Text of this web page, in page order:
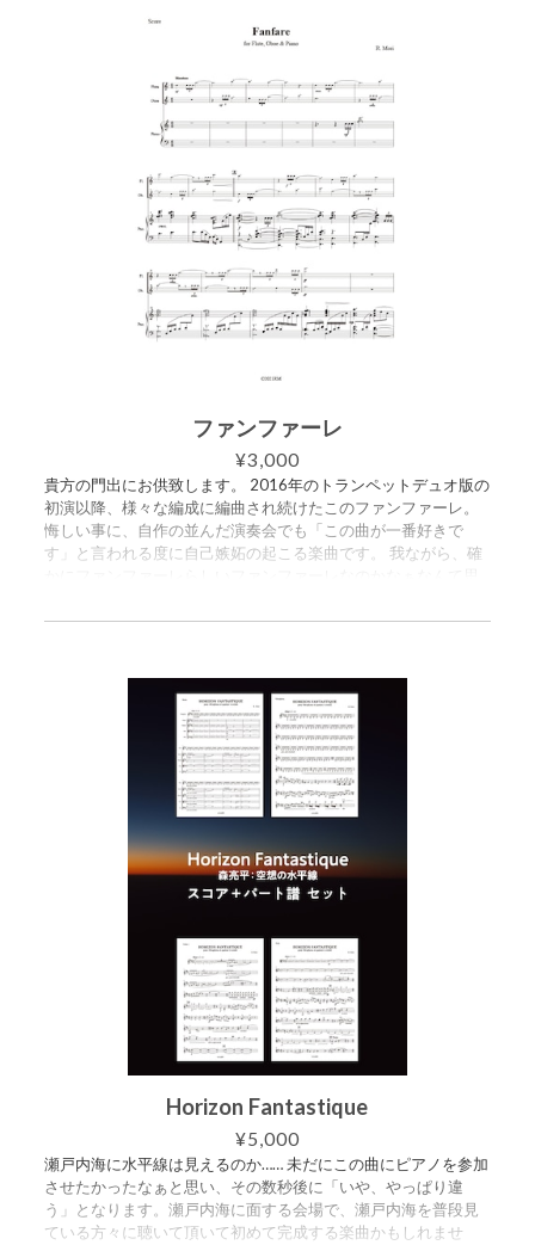
亮平作曲「理想 」の楽譜セットです。 スコア譜とパート譜
（ヴァイオリン1／ヴァイオリン2／ヴィオラ／チェロ）がセッ
トになっています。ご購入いただくと、5つのPDFが入ったZIP
ファイルをダウンロードできます。 ・スコア譜 7ページ ・パ
ート譜（ヴァイオリン1） 3ページ ・パート譜（ヴァイオリン
2） 3ページ ・パート譜（ヴィオラ） 3ページ ・パート譜
（チェロ） 2ページ この楽曲は2024年8月16日のライブ配信
コンサートにて演奏されました。 https://www.youtube.com/liv
e/jFJ5tPMtU90?si=ypnXqOvi6RJgh01W&t=4711
ファンファーレ
¥3,000
貴方の門出にお供致します。 2016年のトランペットデュオ版の
初演以降、様々な編成に編曲され続けたこのファンファーレ。
悔しい事に、自作の並んだ演奏会でも「この曲が一番好きで
す」と言われる度に自己嫉妬の起こる楽曲です。 我ながら、確
（フルート・オーボエ）がセットになっています。 ご購入いた
はコードも振ってありますので、ギターで演奏したい方にとっ
ても優しい仕上がりとなっています。 ■ この曲は、2020年4
月に発表された森亮平の初CDに収録されています。 https://nag
esendayo.thebase.in/items/41227080 ■ 2021年7月30日に
行われた下払桐子・篠原拓也・森亮平のライブ配信でアンコー
ルとして演奏されています。 楽譜を購入してチャレンジされる
方は、ぜひ参考演奏としてご覧ください。 ※ライブ演奏ですの
で、楽譜通りではない箇所があるかもしれません。 https://ww
w.youtube.com/watch?v=dgSub0Fl9Js 2021年3月26日に行
われたライブ配信でもオープニングに演奏されています。こち
が、参考演奏としてぜひ聴いてみてください。 https://www.you
tube.com/watch?v=j8engyhx90A&t=4256s
Horizon Fantastique
¥5,000
瀬戸内海に水平線は見えるのか…… 未だにこの曲にピアノを参加
させたかったなぁと思い、その数秒後に「いや、やっぱり違
う」となります。瀬戸内海に面する会場で、瀬戸内海を普段見
ている方々に聴いて頂いて初めて完成する楽曲かもしれませ